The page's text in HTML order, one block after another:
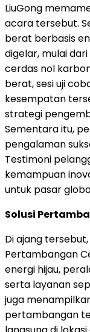
LiuGong
acara tersebut.
berat berbasis
digelar, mulai
cerdas nol
berat, sesi uji
kesempatan
strategi
Sementara itu,
pengalaman
Testimoni
kemampuan
untuk pasar
Solusi
Di ajang
Pertambangan
energi hijau,
serta layanan
juga
pertambangan